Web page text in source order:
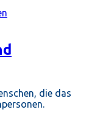
die das